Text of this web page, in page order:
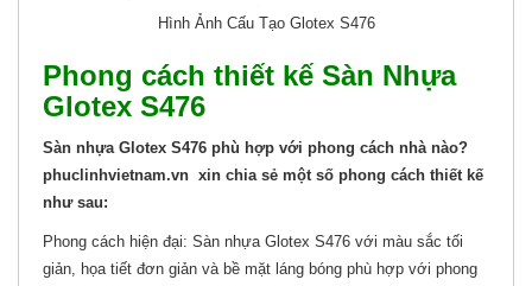
Hình Ảnh Cấu Tạo Glotex S476
Phong cách thiết kế Sàn Nhựa
Glotex S476
Sàn nhựa Glotex S476 phù hợp với phong cách nhà nào?
phuclinhvietnam.vn xin chia sẻ một số phong cách thiết kế
như sau:
Phong cách hiện đại: Sàn nhựa Glotex S476 với màu sắc tối
giản, họa tiết đơn giản và bề mặt láng bóng phù hợp với phong